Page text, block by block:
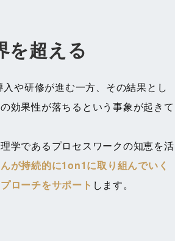
を超える
や研修が進む一方、その結果とし
効果性が落ちるという事象が起きて
学であるプロセスワークの知恵を活
が持続的に1on1に取り組んでいく
ローチをサポート します。